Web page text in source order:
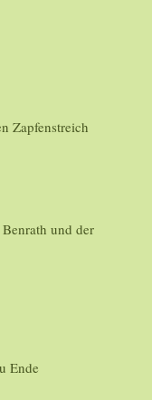
Zapfenstreich
und der
Ende